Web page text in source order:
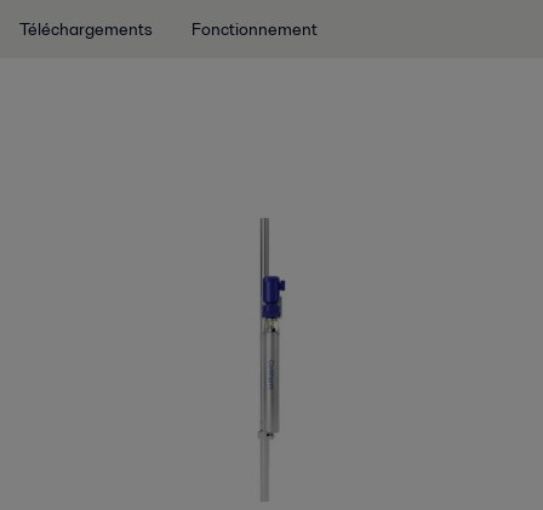
Téléchargements Fonctionnement